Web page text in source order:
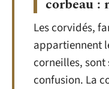
corbeau :
Les corvidés,
appartiennent
corneilles, sont
confusion. La